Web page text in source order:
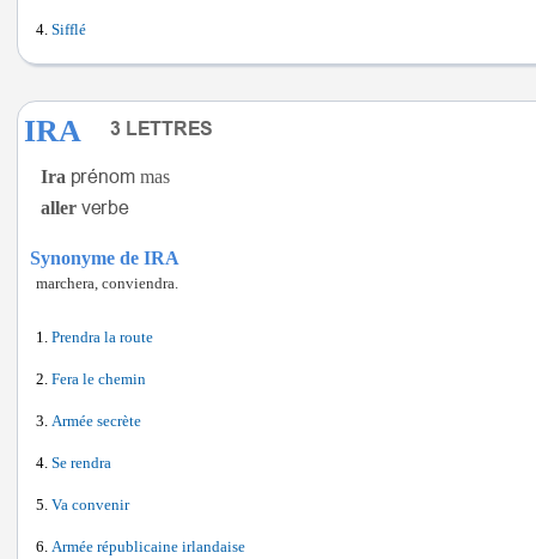
Sifflé
IRA
Ira
mas
aller
Synonyme de IRA
marchera, conviendra.
Prendra la route
Fera le chemin
Armée secrète
Se rendra
Va convenir
Armée républicaine irlandaise